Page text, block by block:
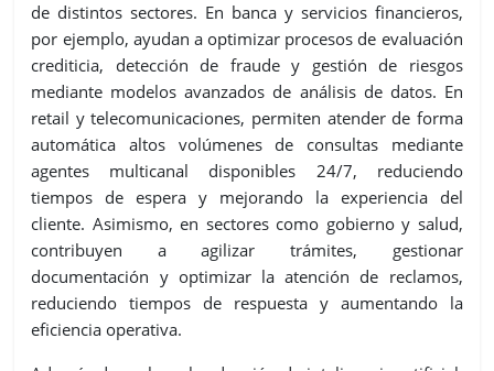
de distintos sectores. En banca y servicios financieros,
por ejemplo, ayudan a optimizar procesos de evaluación
crediticia, detección de fraude y gestión de riesgos
mediante modelos avanzados de análisis de datos. En
retail y telecomunicaciones, permiten atender de forma
automática altos volúmenes de consultas mediante
agentes multicanal disponibles 24/7, reduciendo
tiempos de espera y mejorando la experiencia del
cliente. Asimismo, en sectores como gobierno y salud,
contribuyen a agilizar trámites, gestionar
documentación y optimizar la atención de reclamos,
reduciendo tiempos de respuesta y aumentando la
eficiencia operativa.